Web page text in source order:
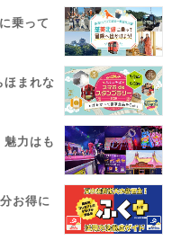
乗って
ほまれな
魅力はも
お得に